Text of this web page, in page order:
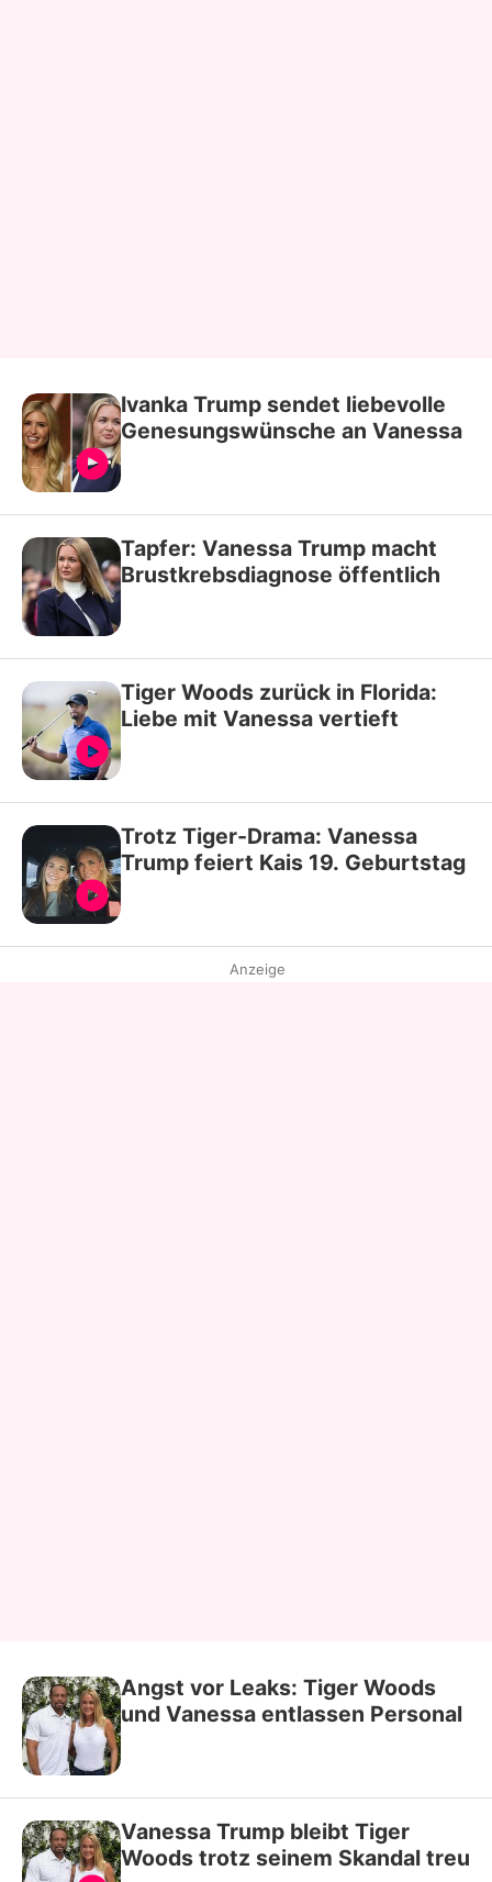
Ivanka Trump sendet liebevolle
Genesungswünsche an Vanessa
Tapfer: Vanessa Trump macht
Brustkrebsdiagnose öffentlich
Tiger Woods zurück in Florida:
Liebe mit Vanessa vertieft
Trotz Tiger-Drama: Vanessa
Trump feiert Kais 19. Geburtstag
Anzeige
Angst vor Leaks: Tiger Woods
und Vanessa entlassen Personal
Vanessa Trump bleibt Tiger
Woods trotz seinem Skandal treu